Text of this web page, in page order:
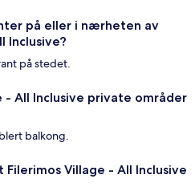
på eller i nærheten av
Inclusive?
på stedet.
- All Inclusive private områder
balkong.
Village - All Inclusive